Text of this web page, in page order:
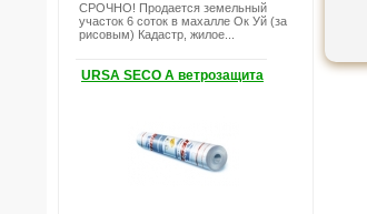
СРОЧНО! Продается земельный
участок 6 соток в махалле Ок Уй (за
рисовым) Кадастр, жилое...
URSA SECO A ветрозащита